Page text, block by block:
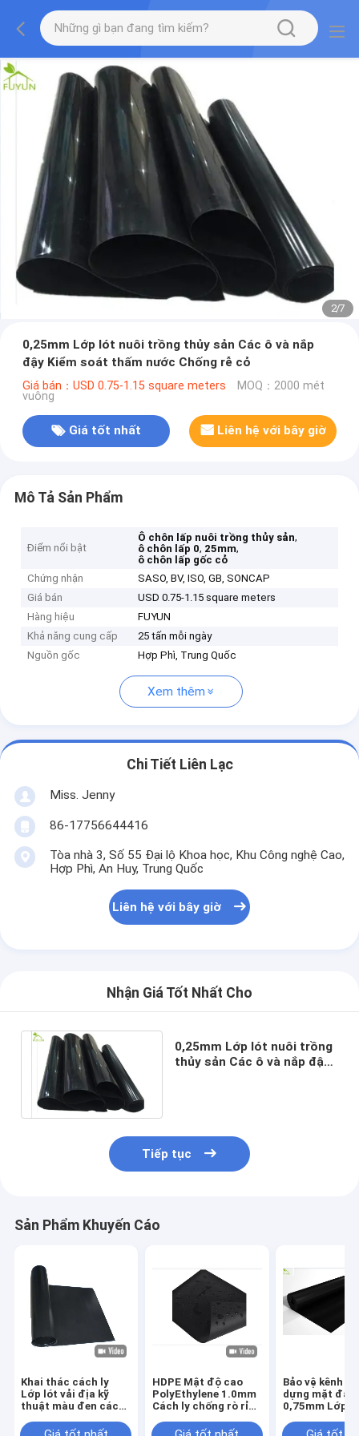
2/7
0,25mm Lớp lót nuôi trồng thủy sản Các ô và nắp
đậy Kiểm soát thấm nước Chống rễ cỏ
Giá bán：USD 0.75-1.15 square meters MOQ：2000 mét
vuông
Giá tốt nhất Liên hệ với bây giờ
Mô Tả Sản Phẩm
Điểm nổi bật
Ô chôn lấp nuôi trồng thủy sản,
ô chôn lấp 0, 25mm,
ô chôn lấp gốc cỏ
Chứng nhận
SASO, BV, ISO, GB, SONCAP
Giá bán
USD 0.75-1.15 square meters
Hàng hiệu
FUYUN
Khả năng cung cấp
25 tấn mỗi ngày
Nguồn gốc
Hợp Phì, Trung Quốc
Xem thêm
Chi Tiết Liên Lạc
Miss. Jenny
86-17756644416
Tòa nhà 3, Số 55 Đại lộ Khoa học, Khu Công nghệ Cao,
Hợp Phì, An Huy, Trung Quốc
Liên hệ với bây giờ
Nhận Giá Tốt Nhất Cho
0,25mm Lớp lót nuôi trồng
thủy sản Các ô và nắp đậy
Tiếp tục
Sản Phẩm Khuyến Cáo
Khai thác cách ly
Lớp lót vải địa kỹ
thuật màu đen cách
HDPE Mật độ cao
PolyEthylene 1.0mm
Cách ly chống rò rỉ
nhiễm Lớp lót vải
Bảo vệ kênh
dựng mặt đất
0,75mm Lớp
vải